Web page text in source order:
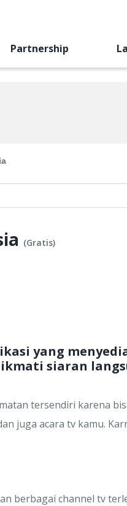
Partnership
(Gratis)
yang
siaran
tersendiri karena
juga acara tv kamu.
berbagai channel tv